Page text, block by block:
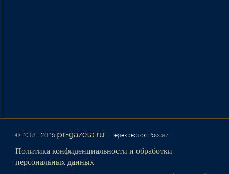
© 2018 - 2026 pr-gazeta.ru – Перекресток России.
Политика конфиденциальности и обработки
персональных данных